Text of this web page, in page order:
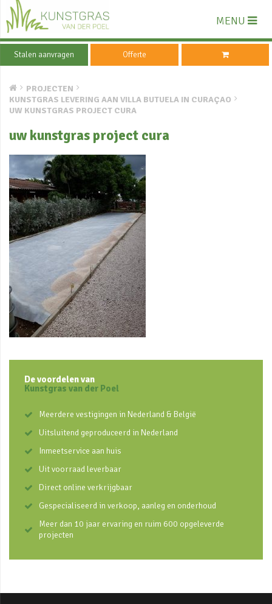
MENU
Stalen aanvragen Offerte
PROJECTEN
KUNSTGRAS LEVERING AAN VILLA BUTUELA IN CURAÇAO
UW KUNSTGRAS PROJECT CURA
uw kunstgras project cura
De voordelen van
Kunstgras van der Poel
Meerdere vestigingen in Nederland & België
Uitsluitend geproduceerd in Nederland
Inmeetservice aan huis
Uit voorraad leverbaar
Direct online verkrijgbaar
Gespecialiseerd in verkoop, aanleg en onderhoud
Meer dan 10 jaar ervaring en ruim 600 opgeleverde
projecten